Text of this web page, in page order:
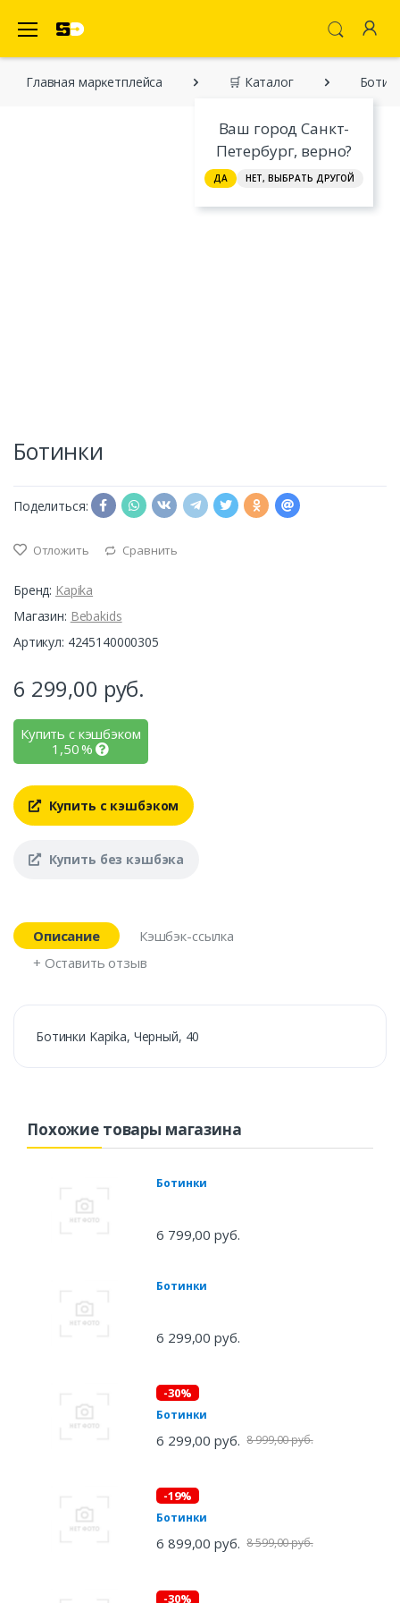
Ваш город Санкт-
Петербург, верно?
ДА НЕТ, ВЫБРАТЬ ДРУГОЙ
Главная марĸетплейса 🛒 Каталог
Ботинки
Поделиться:
Отложить Сравнить
Бренд: Kapika
Магазин: Bebakids
Артикул: 4245140000305
6 299,00 руб.
Купить с кэшбэком
1,50%
Купить с кэшбэком
Купить без кэшбэка
Описание
Кэшбэк-ссылка
+ Оставить отзыв
Ботинки Kapika, Черный, 40
Похожие товары магазина
Ботинки
6 799,00 руб.
Ботинки
6 299,00 руб.
-30%
Ботинки
6 299,00 руб. 8 999,00 руб.
-19%
Ботинки
6 899,00 руб. 8 599,00 руб.
-30%